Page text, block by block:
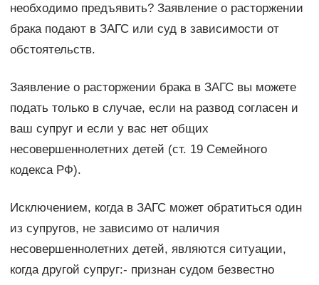
необходимо предъявить? Заявление о расторжении
брака подают в ЗАГС или суд в зависимости от
обстоятельств.
Заявление о расторжении брака в ЗАГС вы можете
подать только в случае, если на развод согласен и
ваш супруг и если у вас нет общих
несовершеннолетних детей (ст. 19 Семейного
кодекса РФ).
Исключением, когда в ЗАГС может обратиться один
из супругов, не зависимо от наличия
несовершеннолетних детей, являются ситуации,
когда другой супруг:- признан судом безвестно